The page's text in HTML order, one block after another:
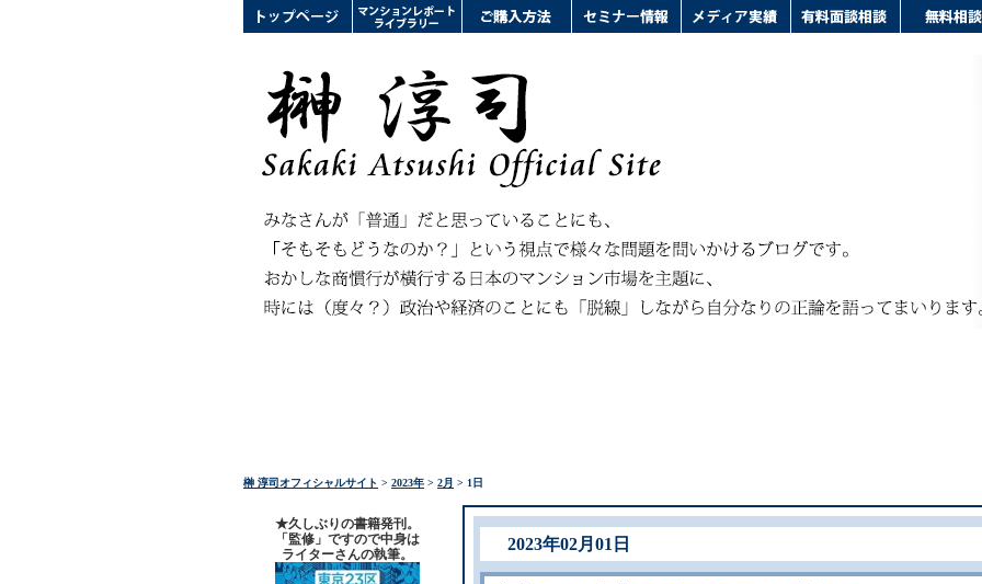
榊 淳司オフィシャルサイト > 2023年 > 2月 > 1日
★久しぶりの書籍発刊。
「監修」ですので中身は
ライターさんの執筆。
2023年02月01日